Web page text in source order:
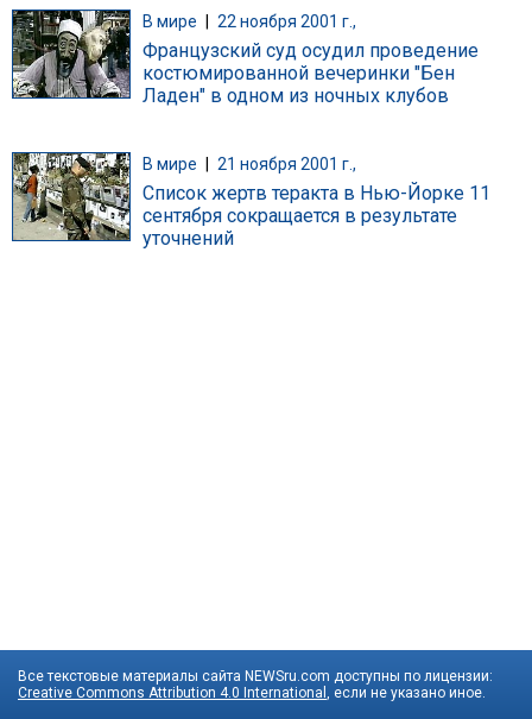
В мире 22 ноября 2001 г.,
Французский суд осудил проведение
костюмированной вечеринки "Бен
Ладен" в одном из ночных клубов
В мире | 21 ноября 2001 г.,
Список жертв теракта в Нью-Йорке 11
сентября сокращается в результате
уточнений
Все текстовые материалы сайта NEWSru.com доступны по лицензии:
Creative Commons Attribution 4.0 International , если не указано иное.